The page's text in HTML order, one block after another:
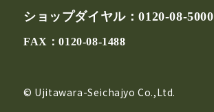
ショップダイヤル：0120-08-5000
FAX：0120-08-1488
© Ujitawara-Seichajyo Co.,Ltd.